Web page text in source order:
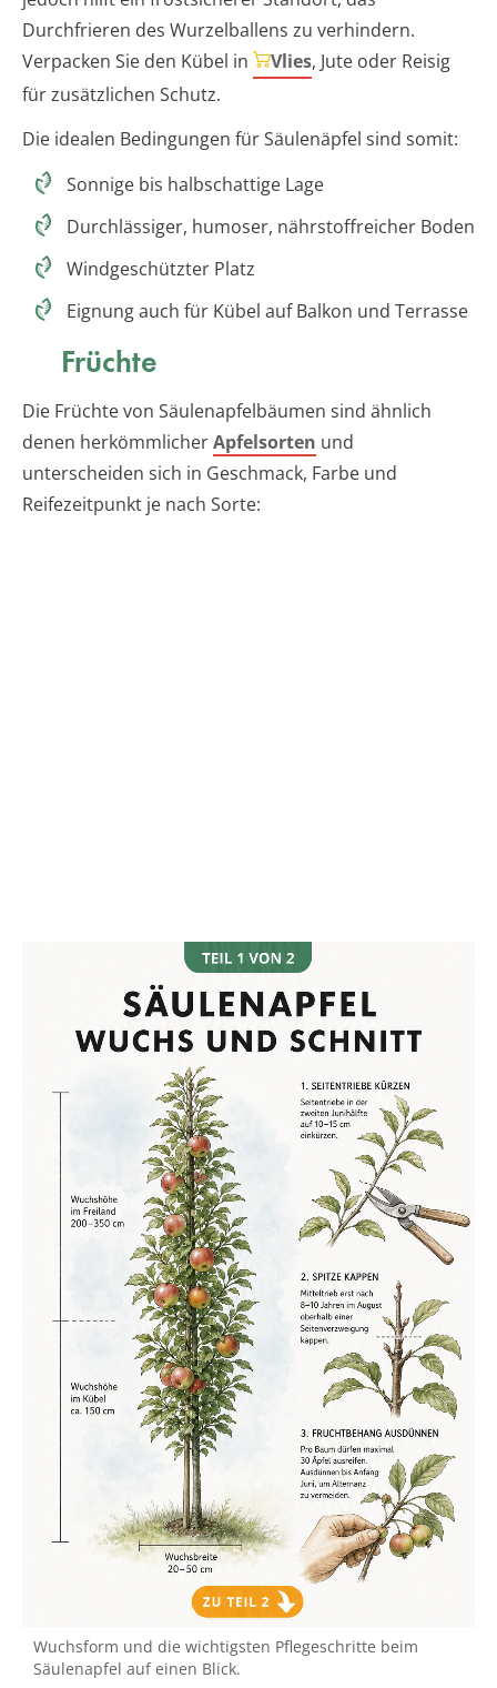
Durchfrieren des Wurzelballens zu verhindern.
Verpacken Sie den Kübel in
Vlies, Jute oder Reisig
für zusätzlichen Schutz.
Die idealen Bedingungen für Säulenäpfel sind somit:
Sonnige bis halbschattige Lage
Durchlässiger, humoser, nährstoffreicher Boden
Windgeschützter Platz
Eignung auch für Kübel auf Balkon und Terrasse
Früchte
Die Früchte von Säulenapfelbäumen sind ähnlich
denen herkömmlicherApfelsorten und
unterscheiden sich in Geschmack, Farbe und
Reifezeitpunkt je nach Sorte:
Wuchsform und die wichtigsten Pflegeschritte beim
Säulenapfel auf einen Blick.